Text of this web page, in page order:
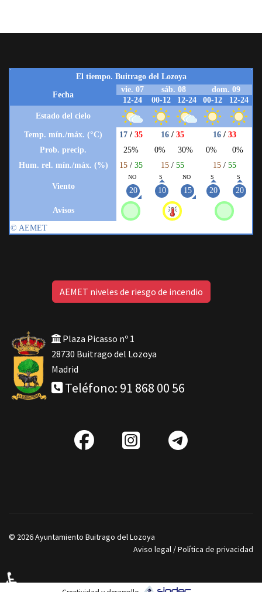
AEMET niveles de riesgo de incendio
Plaza Picasso nº 1
28730 Buitrago del Lozoya
Madrid
Teléfono: 91 868 00 56
fab
IG
© 2026 Ayuntamiento Buitrago del Lozoya
Aviso legal /Política de privacidad